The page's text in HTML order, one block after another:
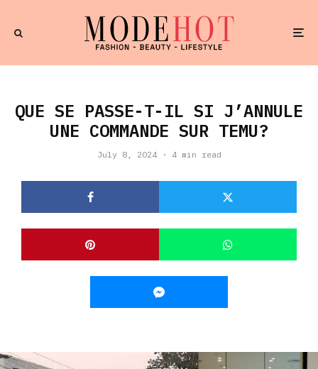
QUE SE PASSE-T-IL SI J’ANNULE
UNE COMMANDE SUR TEMU?
July 8, 2024 · 4 min read